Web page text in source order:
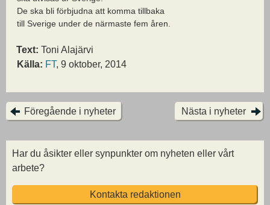
De ska bli förbjudna att komma tillbaka
till Sverige under de närmaste fem åren.
Text: Toni Alajärvi
Källa: FT, 9 oktober, 2014
Föregående i nyheter Nästa i nyheter
Har du åsikter eller synpunkter om nyheten eller vårt
arbete?
Kontakta redaktionen